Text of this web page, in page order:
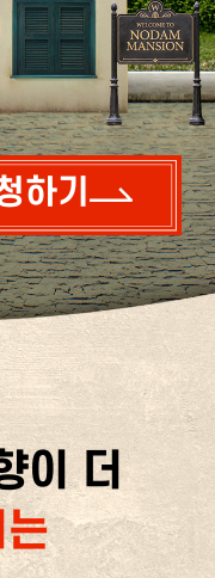
하기
이 더